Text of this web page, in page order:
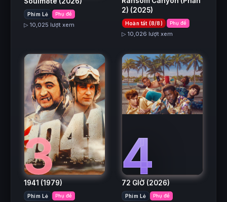
Phim Lẻ Phụ đề
▷ 10,025 lượt xem
2) (2025)
Hoàn tất (8/8) Phụ đề
▷ 10,026 lượt xem
3
1941 (1979)
Phim Lẻ Phụ đề
4
72 GIỜ (2026)
Phim Lẻ Phụ đề